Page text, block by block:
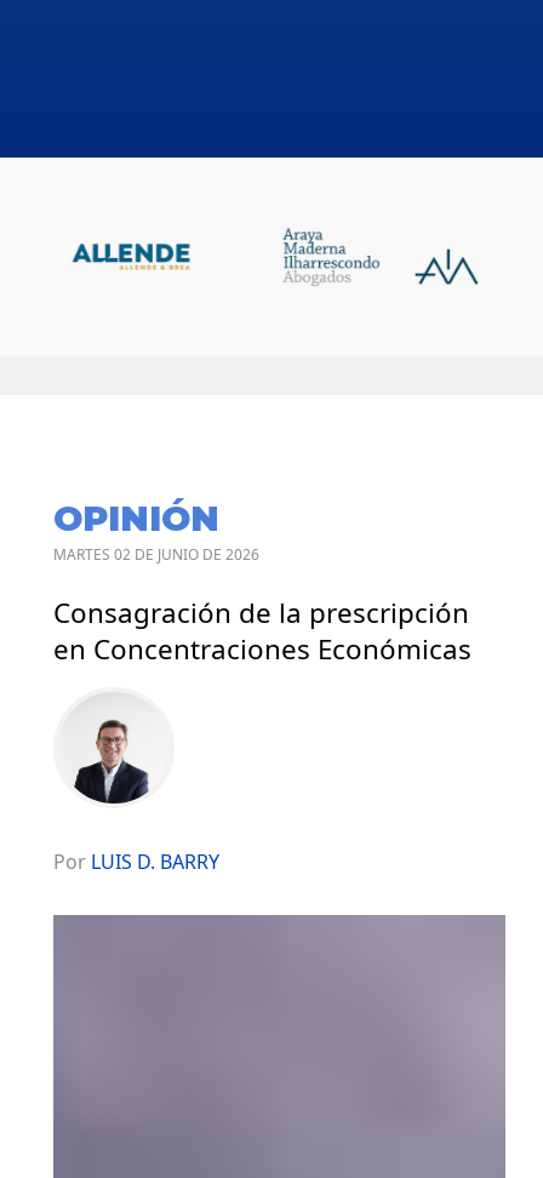
OPINIÓN
MARTES 02 DE JUNIO DE 2026
Consagración de la prescripción
en Concentraciones Económicas
Por LUIS D. BARRY